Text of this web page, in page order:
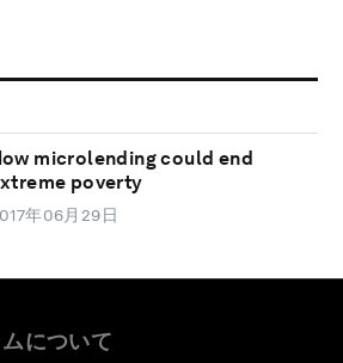
microlending could end
poverty
年06月29日
について